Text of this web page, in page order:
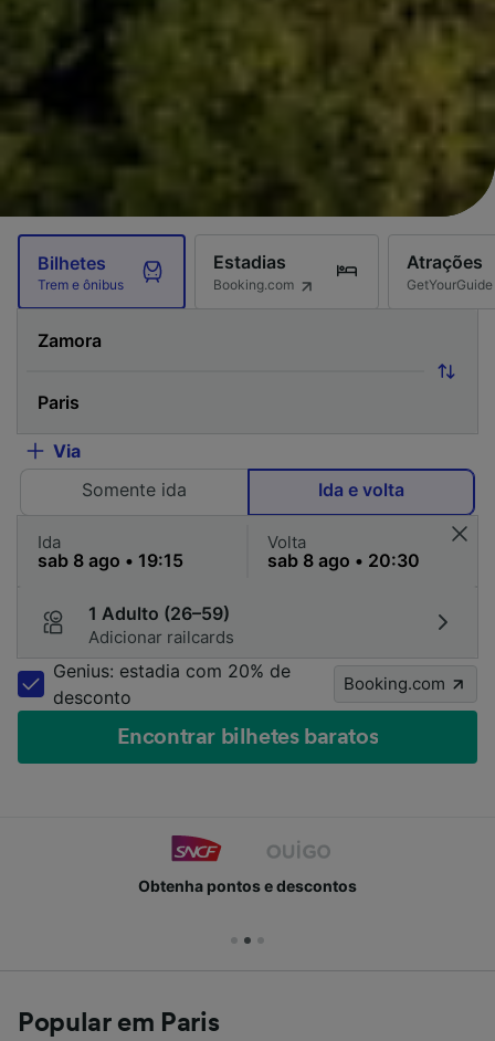
Bilhetes
Trem e ônibus
Estadias
Booking.com
Atrações
GetYourGuide
Via
Somente ida
Ida e volta
Ida Volta
1 Adulto (26–59)
Adicionar railcards
Genius: estadia com 20% de
desconto
Booking.com
Encontrar bilhetes baratos
Obtenha pontos e descontos
Popular em Paris